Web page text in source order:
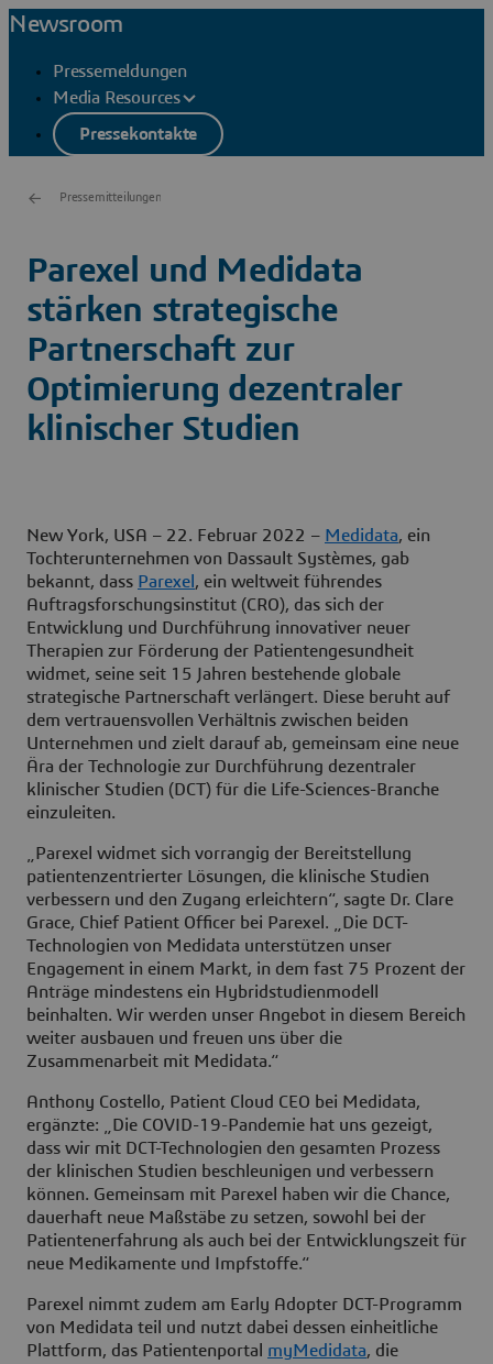
Newsroom
Pressemeldungen
Media Resources
Pressekontakte
Pressemitteilungen
Parexel und Medidata
stärken strategische
Partnerschaft zur
Optimierung dezentraler
klinischer Studien
New York, USA – 22. Februar 2022 – Medidata, ein
Tochterunternehmen von Dassault Systèmes, gab
bekannt, dass Parexel , ein weltweit führendes
Auftragsforschungsinstitut (CRO), das sich der
Entwicklung und Durchführung innovativer neuer
Therapien zur Förderung der Patientengesundheit
widmet, seine seit 15 Jahren bestehende globale
strategische Partnerschaft verlängert. Diese beruht auf
dem vertrauensvollen Verhältnis zwischen beiden
Unternehmen und zielt darauf ab, gemeinsam eine neue
Ära der Technologie zur Durchführung dezentraler
klinischer Studien (DCT) für die Life-Sciences-Branche
einzuleiten.
„Parexel widmet sich vorrangig der Bereitstellung
patientenzentrierter Lösungen, die klinische Studien
verbessern und den Zugang erleichtern“, sagte Dr. Clare
Grace, Chief Patient Officer bei Parexel. „Die DCT-
Technologien von Medidata unterstützen unser
Engagement in einem Markt, in dem fast 75 Prozent der
Anträge mindestens ein Hybridstudienmodell
beinhalten. Wir werden unser Angebot in diesem Bereich
weiter ausbauen und freuen uns über die
Zusammenarbeit mit Medidata.“
Anthony Costello, Patient Cloud CEO bei Medidata,
ergänzte: „Die COVID-19-Pandemie hat uns gezeigt,
dass wir mit DCT-Technologien den gesamten Prozess
der klinischen Studien beschleunigen und verbessern
können. Gemeinsam mit Parexel haben wir die Chance,
dauerhaft neue Maßstäbe zu setzen, sowohl bei der
Patientenerfahrung als auch bei der Entwicklungszeit für
neue Medikamente und Impfstoffe.“
Parexel nimmt zudem am Early Adopter DCT-Programm
von Medidata teil und nutzt dabei dessen einheitliche
Plattform, das Patientenportal myMedidata, die